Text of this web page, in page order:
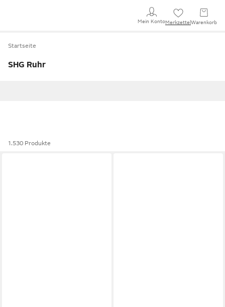
Mein KontoMerkzettel Warenkorb
Startseite
SHG Ruhr
1.530 Produkte